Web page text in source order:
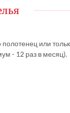
или
- 12 раз в месяц).